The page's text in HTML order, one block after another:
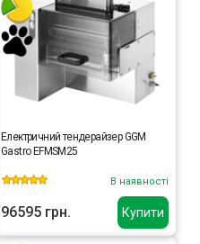
Купити
Електричний тендерайзер GGM
Gastro EFMSM25
В наявності
96595 грн.